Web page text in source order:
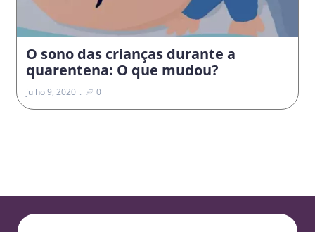
O sono das crianças durante a
quarentena: O que mudou?
julho 9, 2020 0